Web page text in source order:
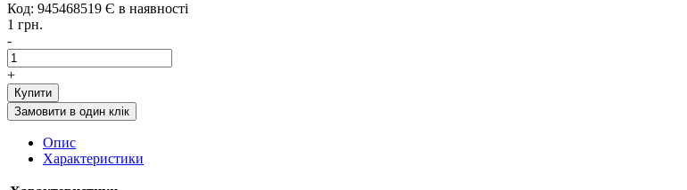
Код: 945468519 Є в наявності
1 грн.
-
+
Купити
Замовити в один клік
Опис
Характеристики